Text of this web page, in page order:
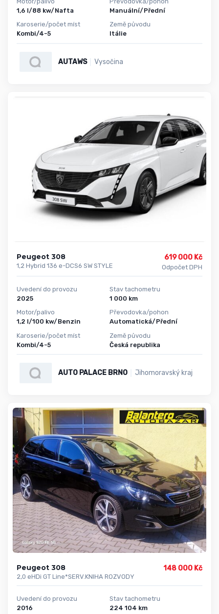
1,6 l/88 kw/Nafta
Karoserie/počet míst
Kombi/4-5
Manuální/Přední
Země původu
Itálie
AUTAWS Vysočina
Peugeot 308
1,2 Hybrid 136 e-DCS6 SW STYLE
619 000 Kč
Odpočet DPH
Uvedení do provozu
2025
Motor/palivo
1,2 l/100 kw/Benzin
Karoserie/počet míst
Kombi/4-5
Stav tachometru
1 000 km
Převodovka/pohon
Automatická/Přední
Země původu
Česká republika
AUTO PALACE BRNO Jihomoravský kraj
Peugeot 308
2,0 eHDi GT Line*SERV.KNIHA ROZVODY
148 000 Kč
Uvedení do provozu
2016
Stav tachometru
224 104 km